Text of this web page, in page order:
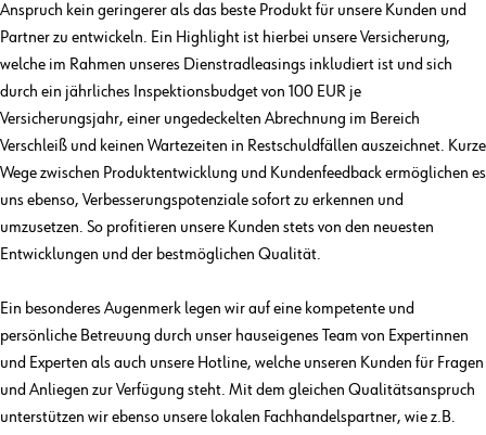
Anspruch kein geringerer als das beste Produkt für unsere Kunden und
Partner zu entwickeln. Ein Highlight ist hierbei unsere Versicherung,
welche im Rahmen unseres Dienstradleasings inkludiert ist und sich
durch ein jährliches Inspektionsbudget von 100 EUR je
Versicherungsjahr, einer ungedeckelten Abrechnung im Bereich
Verschleiß und keinen Wartezeiten in Restschuldfällen auszeichnet. Kurze
Wege zwischen Produktentwicklung und Kundenfeedback ermöglichen es
uns ebenso, Verbesserungspotenziale sofort zu erkennen und
umzusetzen. So profitieren unsere Kunden stets von den neuesten
Entwicklungen und der bestmöglichen Qualität.
Ein besonderes Augenmerk legen wir auf eine kompetente und
persönliche Betreuung durch unser hauseigenes Team von Expertinnen
und Experten als auch unsere Hotline, welche unseren Kunden für Fragen
und Anliegen zur Verfügung steht. Mit dem gleichen Qualitätsanspruch
unterstützen wir ebenso unsere lokalen Fachhandelspartner, wie z.B.